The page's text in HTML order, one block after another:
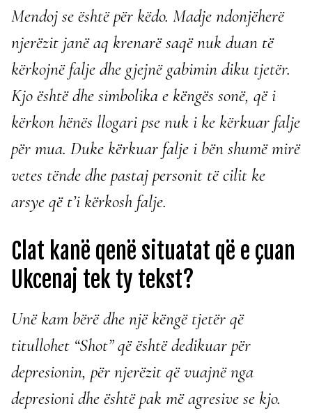
Mendoj se është për këdo. Madje ndonjëherë
njerëzit janë aq krenarë saqë nuk duan të
kërkojnë falje dhe gjejnë gabimin diku tjetër.
Kjo është dhe simbolika e këngës sonë, që i
kërkon hënës llogari pse nuk i ke kërkuar falje
për mua. Duke kërkuar falje i bën shumë mirë
vetes tënde dhe pastaj personit të cilit ke
arsye që t’i kërkosh falje.
Clat kanë qenë situatat që e çuan
Ukcenaj tek ty tekst?
Unë kam bërë dhe një këngë tjetër që
titullohet “Shot” që është dedikuar për
depresionin, për njerëzit që vuajnë nga
depresioni dhe është pak më agresive se kjo.